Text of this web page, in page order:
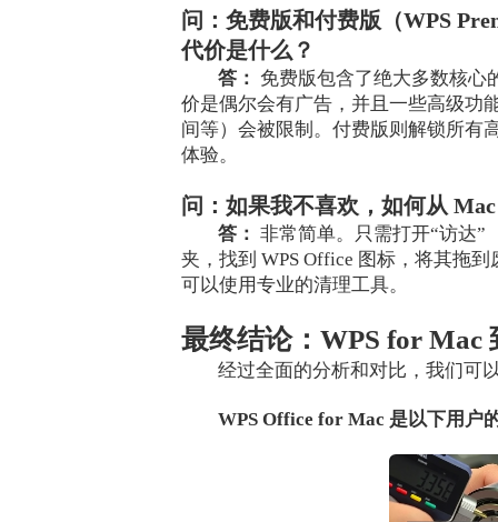
问：免费版和付费版（WPS
代价是什么？
答： 免费版包含了绝大多数核心
价是偶尔会有广告，并且一些高级功
间等）会被限制。付费版则解锁所有
体验。
问：如果我不喜欢，如何从
答： 非常简单。只需打开“访达”
夹，找到 WPS Office 图标，将其拖
可以使用专业的清理工具。
最终结论：WPS for Mac
经过全面的分析和对比，我们可
WPS Office for Mac 是以下用户